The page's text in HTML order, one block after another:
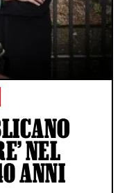
NEL
ANNI